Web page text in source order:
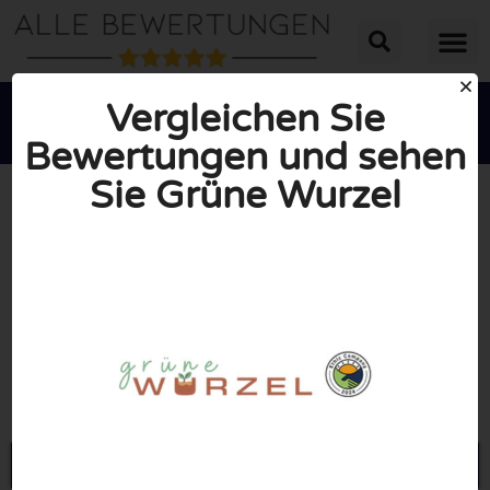
  
INSGESAMT: 10/10
Vergleichen Sie
Bewertungen und sehen
Sie Grüne Wurzel